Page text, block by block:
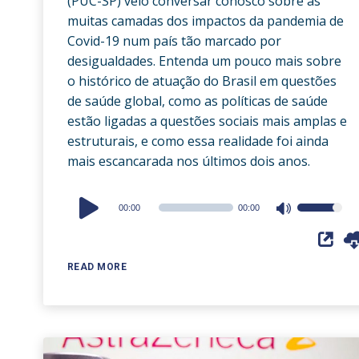
muitas camadas dos impactos da pandemia de
Covid-19 num país tão marcado por
desigualdades. Entenda um pouco mais sobre
o histórico de atuação do Brasil em questões
de saúde global, como as políticas de saúde
estão ligadas a questões sociais mais amplas e
estruturais, e como essa realidade foi ainda
mais escancarada nos últimos dois anos.
READ MORE
Audio
Player
00:00 00:00
Use
Up/Down
decrease